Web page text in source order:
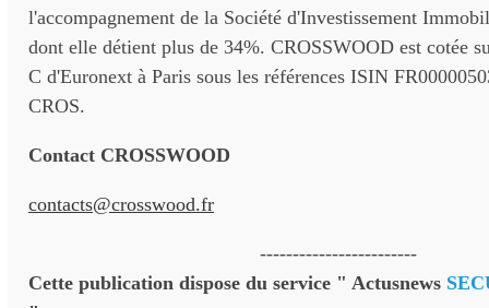
l'accompagnement de la Société d'Investissement
dont elle détient plus de 34%. CROSSWOOD est cotée
C d'Euronext à Paris sous les références ISIN
CROS.
Contact CROSSWOOD
contacts@crosswood.fr
------------------------
Cette publication dispose du service " Actusnews